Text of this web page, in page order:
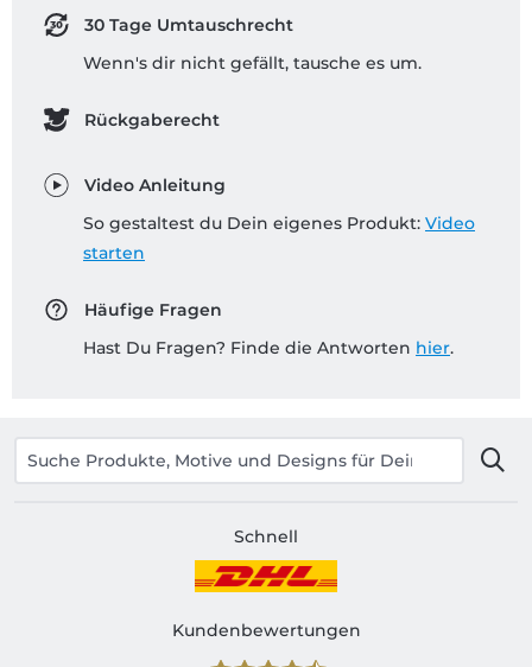
30 Tage Umtauschrecht
Wenn's dir nicht gefällt, tausche es um.
Rückgaberecht
Video Anleitung
So gestaltest du Dein eigenes Produkt: Video
starten
Häufige Fragen
Hast Du Fragen? Finde die Antworten hier.
Schnell
Kundenbewertungen